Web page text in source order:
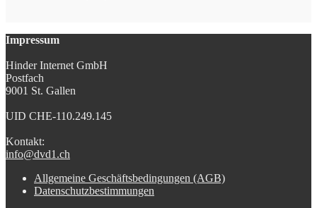
Impressum
Hinder Internet GmbH
Postfach
9001 St. Gallen
UID CHE-110.249.145
Kontakt:
info@dvd1.ch
Allgemeine Geschäftsbedingungen (AGB)
Datenschutzbestimmungen